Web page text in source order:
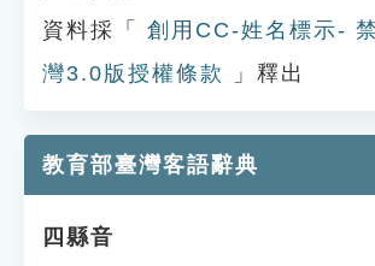
資料採「
創用CC-姓名標示-
灣3.0版授權條款
」釋出
教育部臺灣客語辭典
四縣音